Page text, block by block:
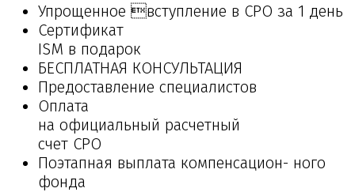
Упрощенное вступление в СРО за 1 день
Сертификат
ISM в подарок
БЕСПЛАТНАЯ КОНСУЛЬТАЦИЯ
Предоставление специалистов
Оплата
на официальный расчетный
счет СРО
Поэтапная выплата компенсацион- ного
фонда